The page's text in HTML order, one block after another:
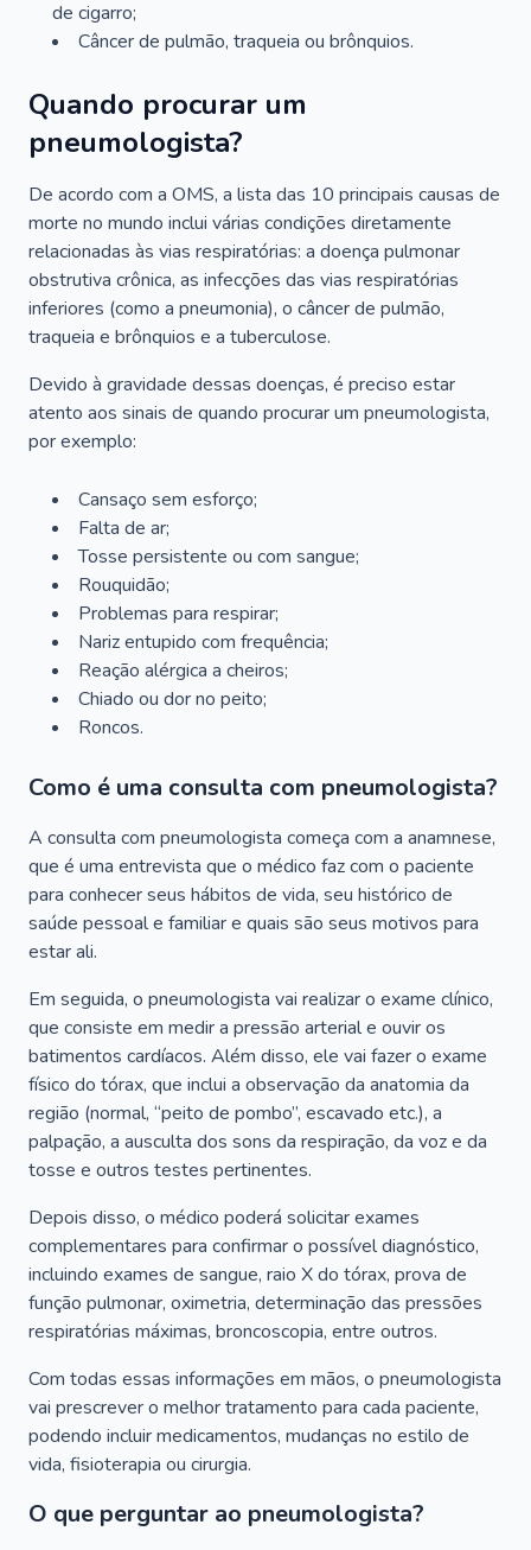
de cigarro;
Câncer de pulmão, traqueia ou brônquios.
Quando procurar um
pneumologista?
De acordo com a OMS, a lista das 10 principais causas de
morte no mundo inclui várias condições diretamente
relacionadas às vias respiratórias: a doença pulmonar
obstrutiva crônica, as infecções das vias respiratórias
inferiores (como a pneumonia), o câncer de pulmão,
traqueia e brônquios e a tuberculose.
Devido à gravidade dessas doenças, é preciso estar
atento aos sinais de quando procurar um pneumologista,
por exemplo:
Cansaço sem esforço;
Falta de ar;
Tosse persistente ou com sangue;
Rouquidão;
Problemas para respirar;
Nariz entupido com frequência;
Reação alérgica a cheiros;
Chiado ou dor no peito;
Roncos.
Como é uma consulta com pneumologista?
A consulta com pneumologista começa com a anamnese,
que é uma entrevista que o médico faz com o paciente
para conhecer seus hábitos de vida, seu histórico de
saúde pessoal e familiar e quais são seus motivos para
estar ali.
Em seguida, o pneumologista vai realizar o exame clínico,
que consiste em medir a pressão arterial e ouvir os
batimentos cardíacos. Além disso, ele vai fazer o exame
físico do tórax, que inclui a observação da anatomia da
região (normal, “peito de pombo”, escavado etc.), a
palpação, a ausculta dos sons da respiração, da voz e da
tosse e outros testes pertinentes.
Depois disso, o médico poderá solicitar exames
complementares para confirmar o possível diagnóstico,
incluindo exames de sangue, raio X do tórax, prova de
função pulmonar, oximetria, determinação das pressões
respiratórias máximas, broncoscopia, entre outros.
Com todas essas informações em mãos, o pneumologista
vai prescrever o melhor tratamento para cada paciente,
podendo incluir medicamentos, mudanças no estilo de
vida, fisioterapia ou cirurgia.
O que perguntar ao pneumologista?